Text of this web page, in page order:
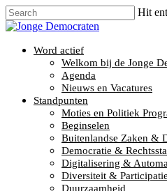
Hit
Word actief
Welkom bij de Jonge
Agenda
Nieuws en Vacatures
Standpunten
Moties en Politiek
Beginselen
Buitenlandse Zaken &
Democratie &
Digitalisering &
Diversiteit & Participatie
Duurzaamheid